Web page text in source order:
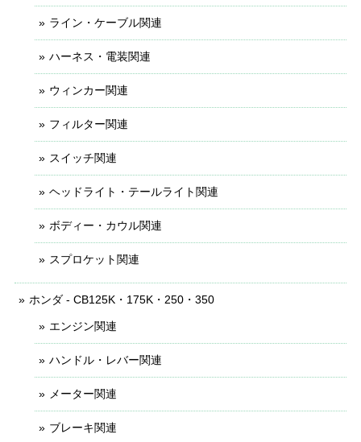
ライン・ケーブル関連
ハーネス・電装関連
ウィンカー関連
フィルター関連
スイッチ関連
ヘッドライト・テールライト関連
ボディー・カウル関連
スプロケット関連
ホンダ - CB125K・175K・250・350
エンジン関連
ハンドル・レバー関連
メーター関連
ブレーキ関連